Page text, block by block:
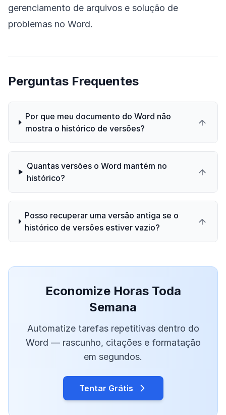
gerenciamento de arquivos e solução de
problemas no Word.
Perguntas Frequentes
Por que meu documento do Word não
mostra o histórico de versões?
Quantas versões o Word mantém no
histórico?
Posso recuperar uma versão antiga se o
histórico de versões estiver vazio?
Economize Horas Toda
Semana
Automatize tarefas repetitivas dentro do
Word — rascunho, citações e formatação
em segundos.
Tentar Grátis